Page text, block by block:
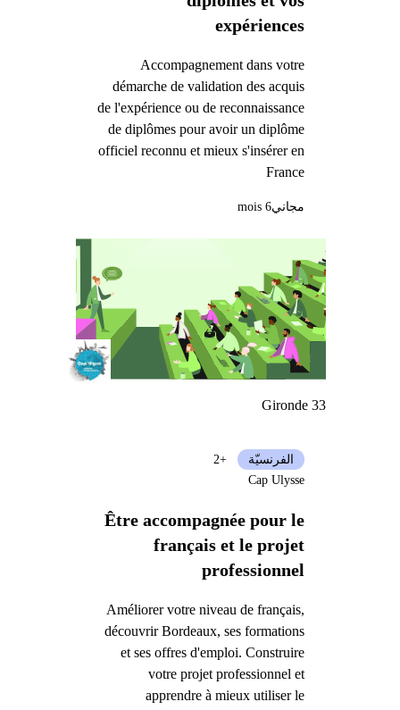
expériences
Accompagnement dans votre
démarche de validation des acquis
de l'expérience ou de reconnaissance
de diplômes pour avoir un diplôme
officiel reconnu et mieux s'insérer en
France
مجاني6 mois
Gironde 33
Être accompagnée pour le
français et le projet
professionnel
Améliorer votre niveau de français,
découvrir Bordeaux, ses formations
et ses offres d'emploi. Construire
votre projet professionnel et
apprendre à mieux utiliser le
الفرنسيّة
+2
Cap Ulysse